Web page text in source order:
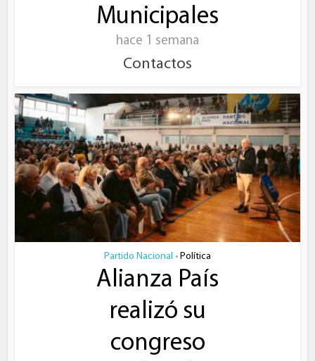
Municipales
hace 1 semana
Contactos
Partido Nacional • Política
Alianza País
realizó su
congreso